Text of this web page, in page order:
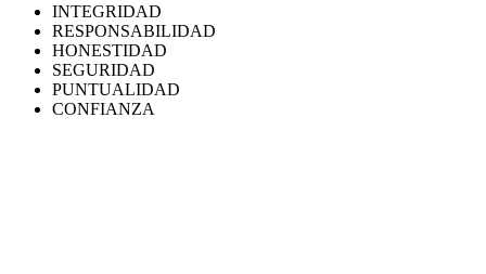
INTEGRIDAD
RESPONSABILIDAD
HONESTIDAD
SEGURIDAD
PUNTUALIDAD
CONFIANZA